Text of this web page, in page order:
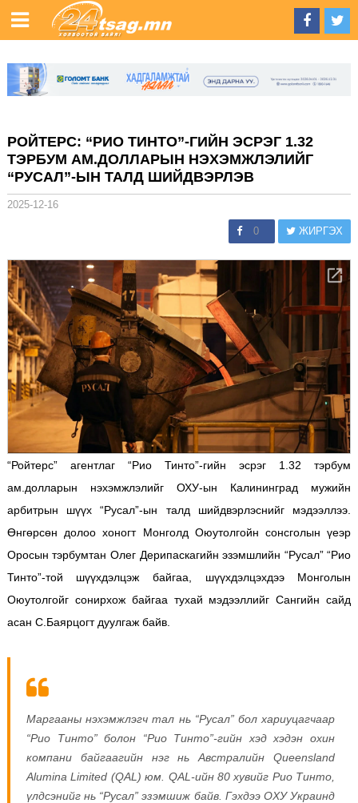
РОЙТЕРС: “РИО ТИНТО”-ГИЙН ЭСРЭГ 1.32
ТЭРБУМ АМ.ДОЛЛАРЫН НЭХЭМЖЛЭЛИЙГ
“РУСАЛ”-ЫН ТАЛД ШИЙДВЭРЛЭВ
2025-12-16
0 ЖИРГЭХ
“Ройтерс” агентлаг “Рио Тинто”-гийн эсрэг 1.32 тэрбум
ам.долларын нэхэмжлэлийг ОХУ-ын Калининград мужийн
арбитрын шүүх “Русал”-ын талд шийдвэрлэснийг мэдээллээ.
Өнгөрсөн долоо хоногт Монголд Оюутолгойн сонсголын үеэр
Оросын тэрбумтан Олег Дерипаскагийн эзэмшлийн “Русал” “Рио
Тинто”-той шүүхдэлцэж байгаа, шүүхдэлцэхдээ Монголын
Оюутолгойг сонирхож байгаа тухай мэдээллийг Сангийн сайд
асан С.Баярцогт дуулгаж байв.
Маргааны нэхэмжлэгч тал нь “Русал” бол хариуцагчаар
“Рио Тинто” болон “Рио Тинто”-гийн хэд хэдэн охин
компани байгаагийн нэг нь Австралийн Queensland
Alumina Limited (QAL) юм. QAL-ийн 80 хувийг Рио Тинто,
үлдсэнийг нь “Русал” эзэмшиж байв. Гэхдээ ОХУ Украинд